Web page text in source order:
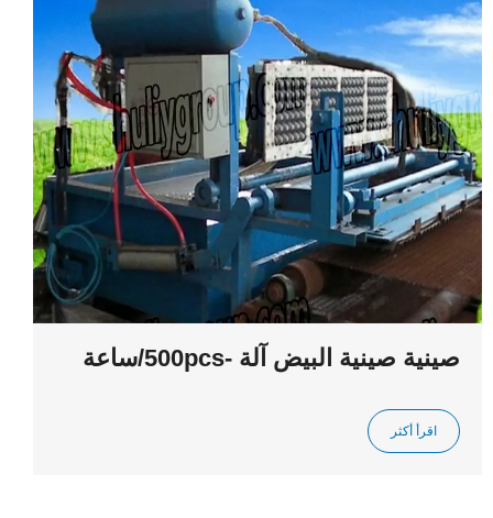
صينية صينية البيض آلة -500pcs/ساعة
اقرأ أكثر